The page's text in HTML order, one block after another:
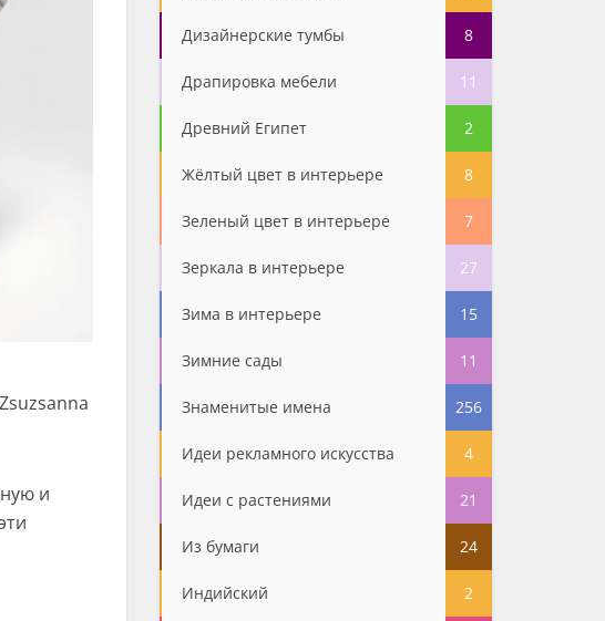
и
Дизайнерские тумбы 8
Драпировка мебели 11
Древний Египет 2
Жёлтый цвет в интерьере 8
Зеленый цвет в интерьере 7
Зеркала в интерьере 27
Зима в интерьере 15
Зимние сады 11
Знаменитые имена 256
Идеи рекламного искусства 4
Идеи с растениями 21
Из бумаги 24
Индийский 2